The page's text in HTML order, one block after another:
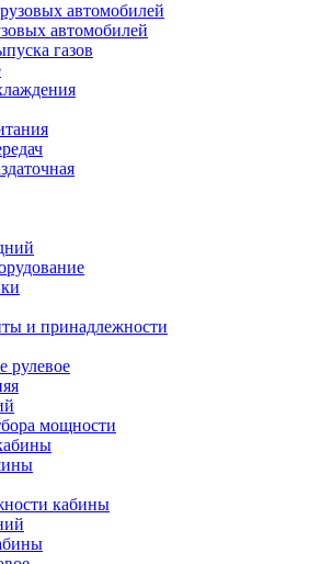
автомобилей
автомобилей
газов
и принадлежности
рулевое
мощности
кабины